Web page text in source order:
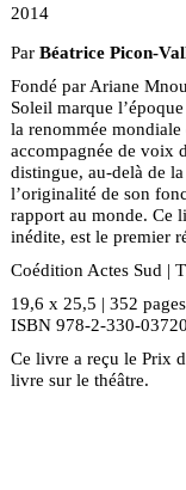
2014
Par Béatrice Picon-
Fondé par Ariane
Soleil marque
la renommée mondiale
accompagnée de voix
distingue, au-delà de
l’originalité de son
rapport au monde. Ce
inédite, est le premier
Coédition Actes Sud |
19,6 x 25,5 | 352 pages
ISBN 978-2-330-
Ce livre a reçu le Prix
livre sur le théâtre.